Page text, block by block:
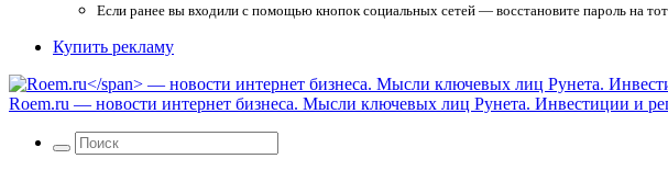
Если ранее вы входили с помощью кнопок социальных сетей — восстановите пароль на
Купить рекламу
Roem.ru — новости интернет бизнеса. Мысли ключевых лиц Рунета. Инвестиции и